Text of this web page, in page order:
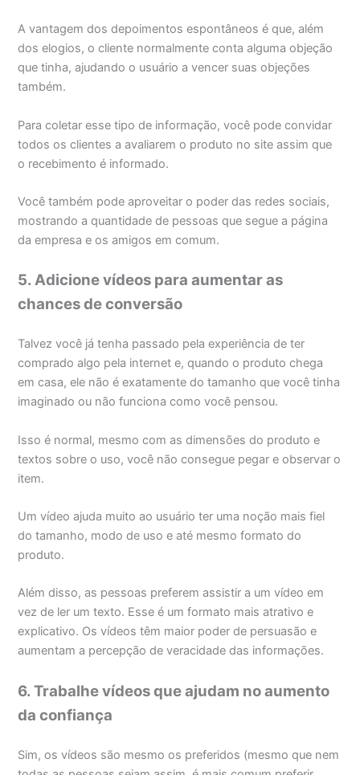
A vantagem dos depoimentos espontâneos é que, além
dos elogios, o cliente normalmente conta alguma objeção
que tinha, ajudando o usuário a vencer suas objeções
também.
Para coletar esse tipo de informação, você pode convidar
todos os clientes a avaliarem o produto no site assim que
o recebimento é informado.
Você também pode aproveitar o poder das redes sociais,
mostrando a quantidade de pessoas que segue a página
da empresa e os amigos em comum.
5. Adicione vídeos para aumentar as
chances de conversão
Talvez você já tenha passado pela experiência de ter
comprado algo pela internet e, quando o produto chega
em casa, ele não é exatamente do tamanho que você tinha
imaginado ou não funciona como você pensou.
Isso é normal, mesmo com as dimensões do produto e
textos sobre o uso, você não consegue pegar e observar o
item.
Um vídeo ajuda muito ao usuário ter uma noção mais fiel
do tamanho, modo de uso e até mesmo formato do
produto.
Além disso, as pessoas preferem assistir a um vídeo em
vez de ler um texto. Esse é um formato mais atrativo e
explicativo. Os vídeos têm maior poder de persuasão e
aumentam a percepção de veracidade das informações.
6. Trabalhe vídeos que ajudam no aumento
da confiança
Sim, os vídeos são mesmo os preferidos (mesmo que nem